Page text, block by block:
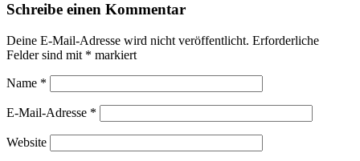
Schreibe einen Kommentar
Deine E-Mail-Adresse wird nicht veröffentlicht. Erforderliche
Felder sind mit * markiert
Name *
E-Mail-Adresse *
Website